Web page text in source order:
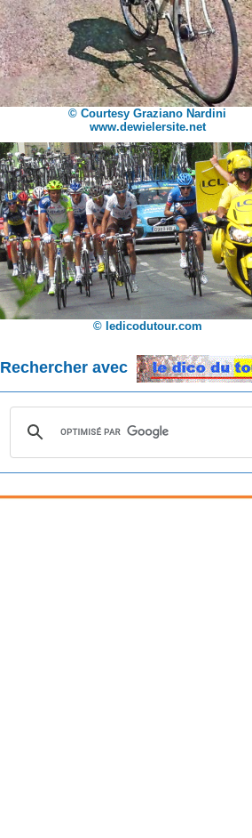
© Courtesy Graziano Nardini
www.dewielersite.net
© ledicodutour.com
Rechercher avec